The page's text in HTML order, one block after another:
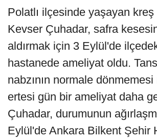
Polatlı ilçesinde yaşayan
Kevser Çuhadar, safra
aldırmak için 3 Eylül'de
hastanede ameliyat oldu.
nabzının normale
ertesi gün bir ameliyat daha
Çuhadar, durumunun
Eylül'de Ankara Bilkent Şehir